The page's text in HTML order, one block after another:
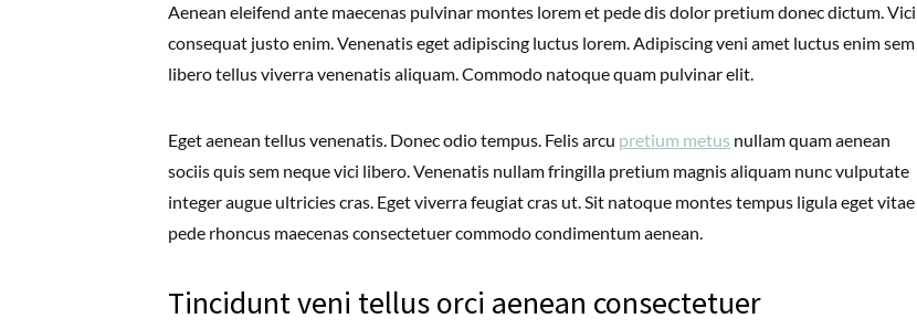
Aenean eleifend ante maecenas pulvinar montes lorem et pede dis dolor pretium donec dictum. Vici
consequat justo enim. Venenatis eget adipiscing luctus lorem. Adipiscing veni amet luctus enim sem
libero tellus viverra venenatis aliquam. Commodo natoque quam pulvinar elit.
Eget aenean tellus venenatis. Donec odio tempus. Felis arcu pretium metus nullam quam aenean
sociis quis sem neque vici libero. Venenatis nullam fringilla pretium magnis aliquam nunc vulputate
integer augue ultricies cras. Eget viverra feugiat cras ut. Sit natoque montes tempus ligula eget vitae
pede rhoncus maecenas consectetuer commodo condimentum aenean.
Tincidunt veni tellus orci aenean consectetuer